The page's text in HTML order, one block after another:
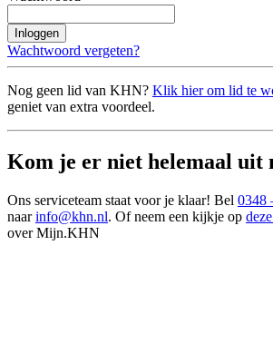
Inloggen
Wachtwoord vergeten?
Nog geen lid van KHN? Klik hier om lid te
geniet van extra voordeel.
Kom je er niet helemaal uit
Ons serviceteam staat voor je klaar! Bel 0348
naarinfo@khn.nl. Of neem een kijkje op
over Mijn.KHN